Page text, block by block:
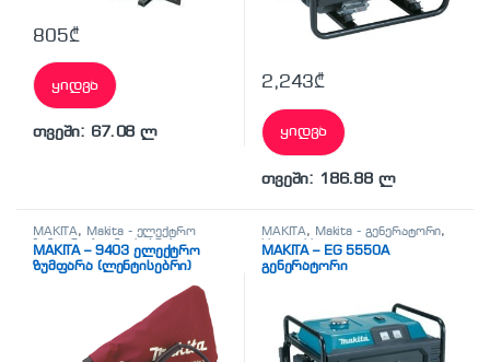
805₾
ყიდვა
თვეში: 67.08 ლ
2,243₾
ყიდვა
თვეში: 186.88 ლ
MAKITA, Makita - ელექტრო
ზუმფარა (ლენტისებრი),
MAKITA-ს ხის დასამუშავებელი
ხელსაწყოები
MAKITA – 9403 ელექტრო
ზუმფარა (ლენტისებრი)
MAKITA, Makita - გენერატორი,
სხვადასხვა
MAKITA – EG 5550A
გენერატორი